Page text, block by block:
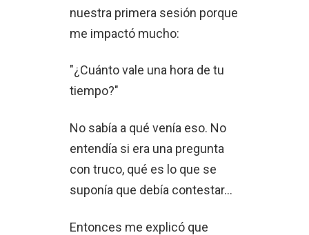
nuestra primera sesión porque
me impactó mucho:
"¿Cuánto vale una hora de tu
tiempo?"
No sabía a qué venía eso. No
entendía si era una pregunta
con truco, qué es lo que se
suponía que debía contestar...
Entonces me explicó que